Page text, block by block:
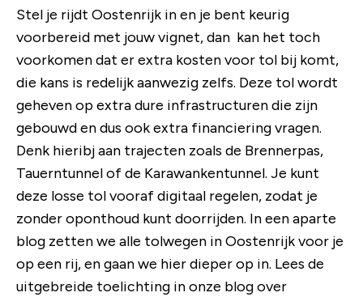
Stel je rijdt Oostenrijk in en je bent keurig
voorbereid met jouw vignet, dan kan het toch
voorkomen dat er extra kosten voor tol bij komt,
die kans is redelijk aanwezig zelfs. Deze tol wordt
geheven op extra dure infrastructuren die zijn
gebouwd en dus ook extra financiering vragen.
Denk hieribj aan trajecten zoals de Brennerpas,
Tauerntunnel of de Karawankentunnel. Je kunt
deze losse tol vooraf digitaal regelen, zodat je
zonder oponthoud kunt doorrijden. In een aparte
blog zetten we alle tolwegen in Oostenrijk voor je
op een rij, en gaan we hier dieper op in. Lees de
uitgebreide toelichting in onze blog over